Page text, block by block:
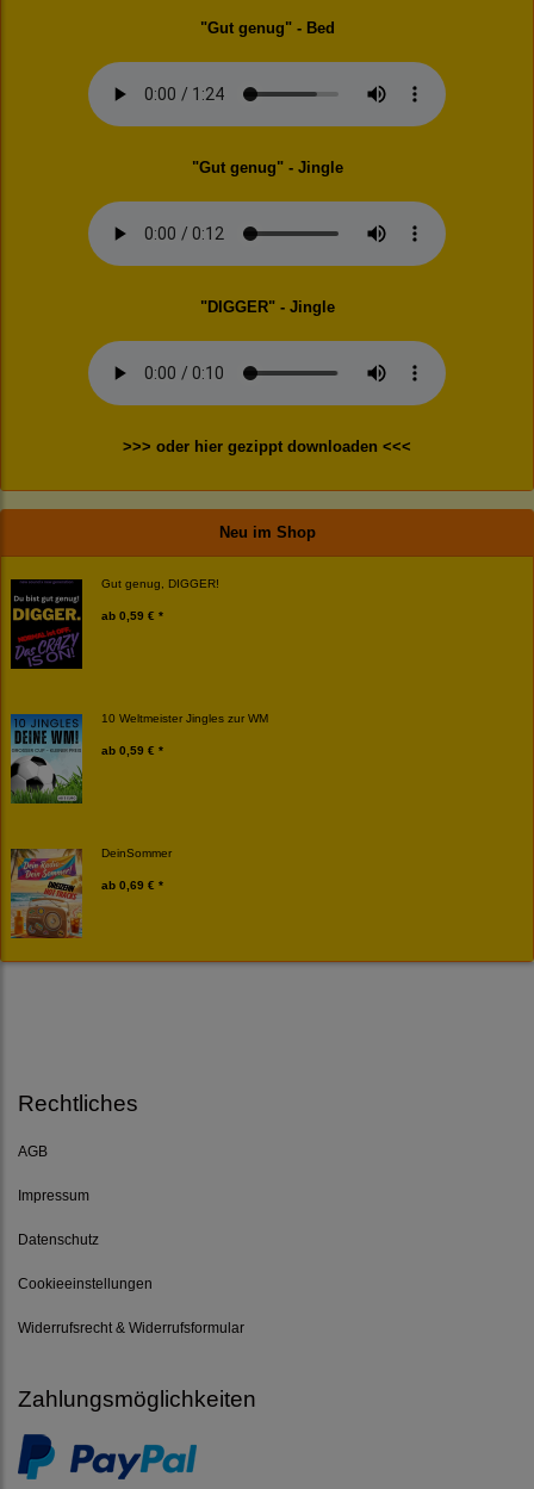
"Gut genug" - Bed
"Gut genug" - Jingle
"DIGGER" - Jingle
>>> oder hier gezippt downloaden <<<
Neu im Shop
Gut genug, DIGGER!
ab 0,59 € *
10 Weltmeister Jingles zur WM
ab 0,59 € *
DeinSommer
ab 0,69 € *
Rechtliches
AGB
Impressum
Datenschutz
Cookieeinstellungen
Widerrufsrecht & Widerrufsformular
Zahlungsmöglichkeiten